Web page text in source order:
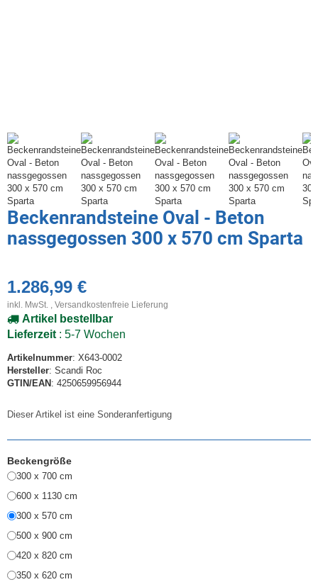
Beckenrandsteine Oval - Beton
nassgegossen 300 x 570 cm Sparta
1.286,99 €
inkl. MwSt. , Versandkostenfreie Lieferung
Artikel bestellbar
Lieferzeit : 5-7 Wochen
Artikelnummer: X643-0002
Hersteller: Scandi Roc
GTIN/EAN : 4250659956944
Dieser Artikel ist eine Sonderanfertigung
Beckengröße
300 x 700 cm
600 x 1130 cm
300 x 570 cm
500 x 900 cm
420 x 820 cm
350 x 620 cm